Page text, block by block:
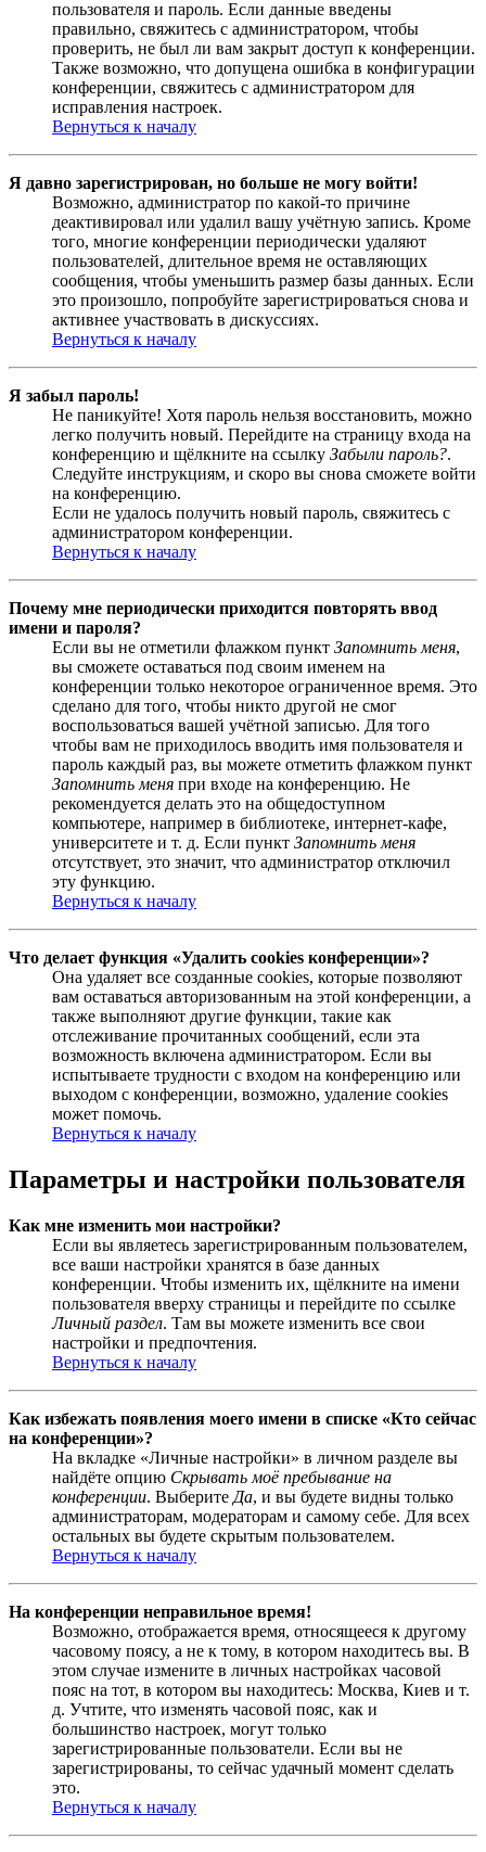
пользователя и пароль. Если данные введены
правильно, свяжитесь с администратором, чтобы
проверить, не был ли вам закрыт доступ к конференции.
Также возможно, что допущена ошибка в конфигурации
конференции, свяжитесь с администратором для
исправления настроек.
Вернуться к началу
Я давно зарегистрирован, но больше не могу войти!
Возможно, администратор по какой-то причине
деактивировал или удалил вашу учётную запись. Кроме
того, многие конференции периодически удаляют
пользователей, длительное время не оставляющих
сообщения, чтобы уменьшить размер базы данных. Если
это произошло, попробуйте зарегистрироваться снова и
активнее участвовать в дискуссиях.
Вернуться к началу
Я забыл пароль!
Не паникуйте! Хотя пароль нельзя восстановить, можно
легко получить новый. Перейдите на страницу входа на
конференцию и щёлкните на ссылку Забыли пароль?.
Следуйте инструкциям, и скоро вы снова сможете войти
на конференцию.
Если не удалось получить новый пароль, свяжитесь с
администратором конференции.
Вернуться к началу
Почему мне периодически приходится повторять ввод
имени и пароля?
Если вы не отметили флажком пункт Запомнить меня,
вы сможете оставаться под своим именем на
конференции только некоторое ограниченное время. Это
сделано для того, чтобы никто другой не смог
воспользоваться вашей учётной записью. Для того
чтобы вам не приходилось вводить имя пользователя и
пароль каждый раз, вы можете отметить флажком пункт
Запомнить меня при входе на конференцию. Не
рекомендуется делать это на общедоступном
компьютере, например в библиотеке, интернет-кафе,
университете и т. д. Если пункт Запомнить меня
отсутствует, это значит, что администратор отключил
эту функцию.
Вернуться к началу
Что делает функция «Удалить cookies конференции»?
Она удаляет все созданные cookies, которые позволяют
вам оставаться авторизованным на этой конференции, а
также выполняют другие функции, такие как
отслеживание прочитанных сообщений, если эта
возможность включена администратором. Если вы
испытываете трудности с входом на конференцию или
выходом с конференции, возможно, удаление cookies
может помочь.
Вернуться к началу
Параметры и настройки пользователя
Как мне изменить мои настройки?
Если вы являетесь зарегистрированным пользователем,
все ваши настройки хранятся в базе данных
конференции. Чтобы изменить их, щёлкните на имени
пользователя вверху страницы и перейдите по ссылке
Личный раздел. Там вы можете изменить все свои
настройки и предпочтения.
Вернуться к началу
Как избежать появления моего имени в списке «Кто сейчас
на конференции»?
На вкладке «Личные настройки» в личном разделе вы
найдёте опцию Скрывать моё пребывание на
конференции. Выберите Да, и вы будете видны только
администраторам, модераторам и самому себе. Для всех
остальных вы будете скрытым пользователем.
Вернуться к началу
На конференции неправильное время!
Возможно, отображается время, относящееся к другому
часовому поясу, а не к тому, в котором находитесь вы. В
этом случае измените в личных настройках часовой
пояс на тот, в котором вы находитесь: Москва, Киев и т.
д. Учтите, что изменять часовой пояс, как и
большинство настроек, могут только
зарегистрированные пользователи. Если вы не
зарегистрированы, то сейчас удачный момент сделать
это.
Вернуться к началу